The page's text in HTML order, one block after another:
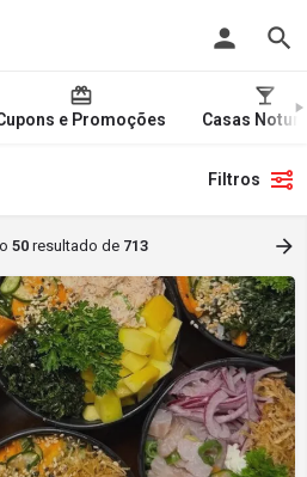
e Promoções Casas
Filtros
50resultado de 713